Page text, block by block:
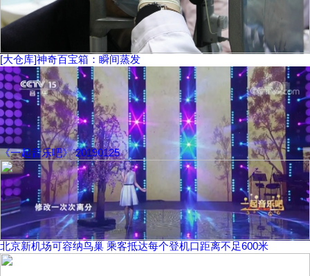
[大仓库]神奇百宝箱：瞬间蒸发
《一起音乐吧》 20190125
北京新机场可容纳鸟巢 乘客抵达每个登机口距离不足600米